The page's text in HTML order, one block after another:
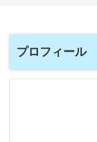
プロフィール